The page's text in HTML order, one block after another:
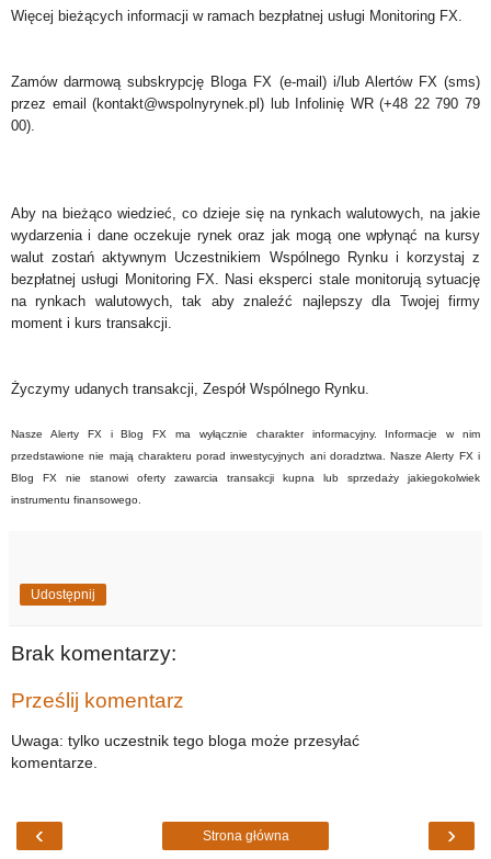
Więcej bieżących informacji w ramach bezpłatnej usługi Monitoring FX.
Zamów darmową subskrypcję Bloga FX (e-mail) i/lub Alertów FX (sms)
przez email (kontakt@wspolnyrynek.pl) lub Infolinię WR (+48 22 790 79
00).
Aby na bieżąco wiedzieć, co dzieje się na rynkach walutowych, na jakie
wydarzenia i dane oczekuje rynek oraz jak mogą one wpłynąć na kursy
walut zostań aktywnym Uczestnikiem Wspólnego Rynku i korzystaj z
bezpłatnej usługi Monitoring FX. Nasi eksperci stale monitorują sytuację
na rynkach walutowych, tak aby znaleźć najlepszy dla Twojej firmy
moment i kurs transakcji.
Życzymy udanych transakcji, Zespół Wspólnego Rynku.
Nasze Alerty FX i Blog FX ma wyłącznie charakter informacyjny. Informacje w nim
przedstawione nie mają charakteru porad inwestycyjnych ani doradztwa. Nasze Alerty FX i
Blog FX nie stanowi oferty zawarcia transakcji kupna lub sprzedaży jakiegokolwiek
instrumentu finansowego.
Udostępnij
Brak komentarzy:
Prześlij komentarz
Uwaga: tylko uczestnik tego bloga może przesyłać
komentarze.
‹ ›
Strona główna